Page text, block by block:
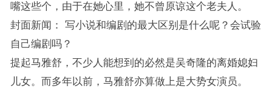
嘴这些个，由于在她心里，她不曾原谅这个老夫人。
封面新闻： 写小说和编剧的最大区别是什么呢？会试验
自己编剧吗？
提起马雅舒，不少人能想到的必然是吴奇隆的离婚媳妇
儿女。而多年以前，马雅舒亦算做上是大势女演员。